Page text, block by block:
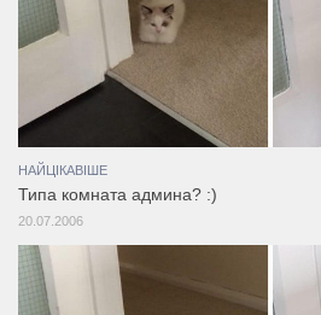
НАЙЦІКАВІШЕ
Типа комната админа? :)
20.07.2006